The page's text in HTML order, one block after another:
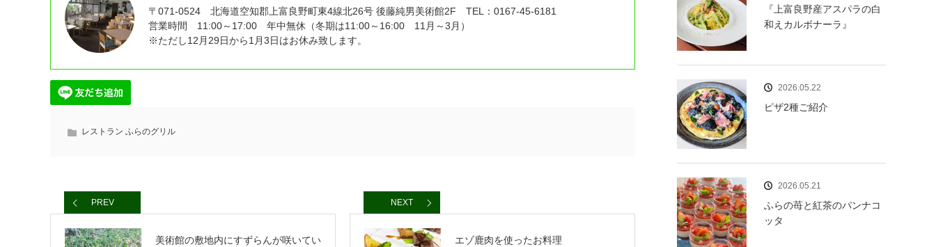
〒071-0524 北海道空知郡上富良野町東4線北26号 後藤純男美術館2F TEL：0167-45-6181
営業時間 11:00～17:00 年中無休（冬期は11:00～16:00 11月～3月）
※ただし12月29日から1月3日はお休み致します。
レストラン ふらのグリル
PREV
美術館の敷地内にすずらんが咲いてい
NEXT
エゾ鹿肉を使ったお料理
『上富良野産アスパラの白
和えカルボナーラ』
2026.05.22
ピザ2種ご紹介
2026.05.21
ふらの苺と紅茶のパンナコ
ッタ